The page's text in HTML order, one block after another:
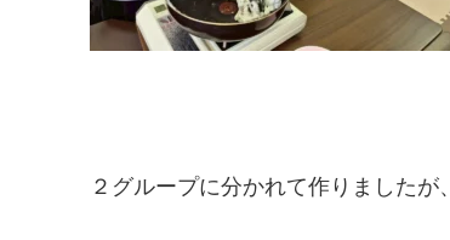
２グループに分かれて作りました